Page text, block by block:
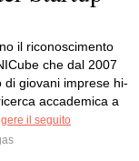
il riconoscimento
che dal 2007
di giovani imprese hi-
accademica a
il seguito